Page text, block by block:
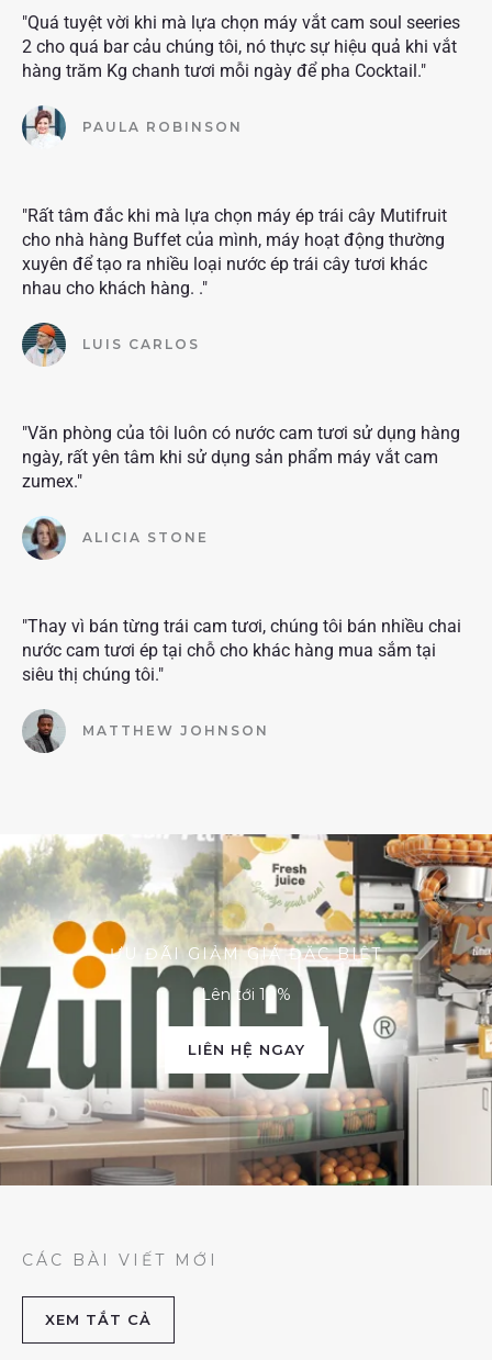
"Quá tuyệt vời khi mà lựa chọn máy vắt cam soul seeries
2 cho quá bar cảu chúng tôi, nó thực sự hiệu quả khi vắt
hàng trăm Kg chanh tươi mỗi ngày để pha Cocktail."
PAULA ROBINSON
"Rất tâm đắc khi mà lựa chọn máy ép trái cây Mutifruit
cho nhà hàng Buffet của mình, máy hoạt động thường
xuyên để tạo ra nhiều loại nước ép trái cây tươi khác
nhau cho khách hàng. ."
LUIS CARLOS
"Văn phòng của tôi luôn có nước cam tươi sử dụng hàng
ngày, rất yên tâm khi sử dụng sản phẩm máy vắt cam
zumex."
ALICIA STONE
"Thay vì bán từng trái cam tươi, chúng tôi bán nhiều chai
nước cam tươi ép tại chỗ cho khác hàng mua sắm tại
siêu thị chúng tôi."
MATTHEW JOHNSON
ƯU ĐÃI GIẢM GIÁ ĐẶC BIỆT
Lên tới 10%
LIÊN HỆ NGAY
CÁC BÀI VIẾT MỚI
XEM TẮT CẢ